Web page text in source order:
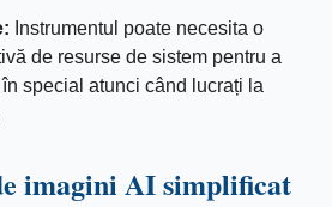
Instrumentul poate necesita o
de resurse de sistem pentru a
special atunci când lucrați la
imagini AI simplificat